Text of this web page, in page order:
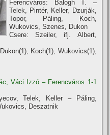
Ferencváros: Balogh T. –
Telek, Pintér, Keller, Dzurják,
Topor, Páling, Koch,
Wukovics, Szenes, Dukon
Csere: Szeiler, ifj. Albert,
Koch(1), Wukovics(1),
Váci Izzó – Ferencváros 1-1
Telek, Keller – Páling,
Deszatnik